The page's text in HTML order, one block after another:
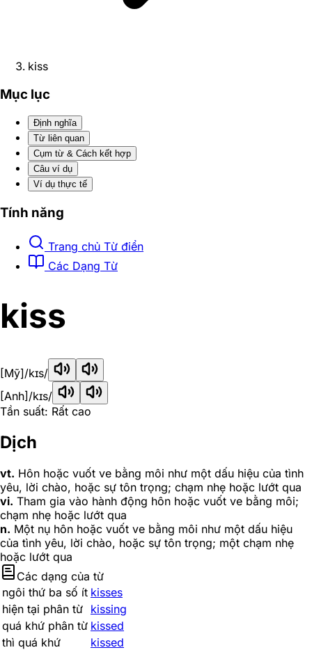
kiss
Mục lục
Định nghĩa
Từ liên quan
Cụm từ & Cách kết hợp
Câu ví dụ
Ví dụ thực tế
Tính năng
Trang chủ Từ điển
Các Dạng Từ
kiss
[Mỹ]/kɪs/
[Anh] /kɪs/
Tần suất: Rất cao
Dịch
vt. Hôn hoặc vuốt ve bằng môi như một dấu hiệu của tình
yêu, lời chào, hoặc sự tôn trọng; chạm nhẹ hoặc lướt qua
vi. Tham gia vào hành động hôn hoặc vuốt ve bằng môi;
chạm nhẹ hoặc lướt qua
n. Một nụ hôn hoặc vuốt ve bằng môi như một dấu hiệu
của tình yêu, lời chào, hoặc sự tôn trọng; một chạm nhẹ
hoặc lướt qua
Các dạng của từ
ngôi thứ ba số ít kisses
hiện tại phân từ kissing
quá khứ phân từ kissed
thì quá khứ
kissed